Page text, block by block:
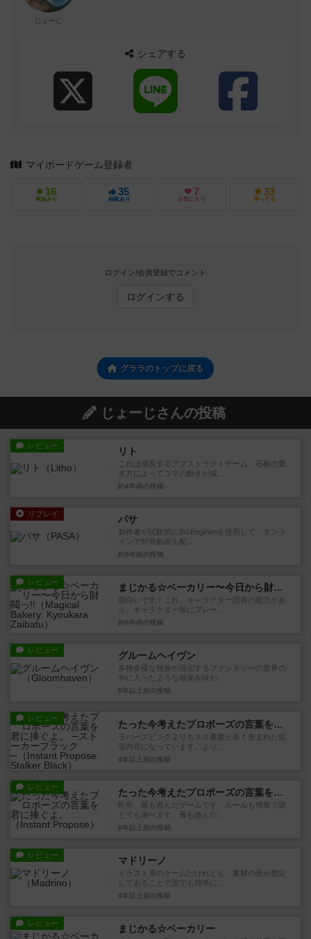
じょーじ
シェアする
マイボードゲーム登録者
16
興味あり
35
経験あり
7
お気に入り
33
持ってる
ログイン/会員登録でコメント
ログインする
グララのトップに戻る
じょーじさんの投稿
レビュー リト
これは成長するアブストラクトゲーム。石板の繋
ぎ方によってコマの動きが成...
約4年前 の投稿
リプレイ パサ
製作者が試験的にBGEnginenを使用して、オンラ
インで対局動画を配...
約6年前 の投稿
レビュー まじかる☆ベーカリー〜今日から財閥っ!!
面白いです！これ。キャラクター固有の能力があ
り、キャラクター毎にプレー...
約6年前 の投稿
レビュー グルームヘイヴン
多種多様な種族が混在するファンタジーの世界の
中に入ったような感覚を味わ...
6年以上前 の投稿
レビュー
たった今考えたプロポーズの言葉を君に捧ぐよ。 ─ストーカーブラック─
ラバーズピンクよりもネタ要素が多く含まれた拡
張内容になっています。より...
6年以上前 の投稿
レビュー たった今考えたプロポーズの言葉を君に捧ぐよ。
昨年、最も遊んだゲームです。ルールも簡単で誰
とでも遊べます。最も遊んだ...
6年以上前 の投稿
レビュー マドリーノ
イラスト系のゲームだけれども、素材の形が指定
してあることで誰でも簡単に...
6年以上前 の投稿
レビュー まじかる☆ベーカリー